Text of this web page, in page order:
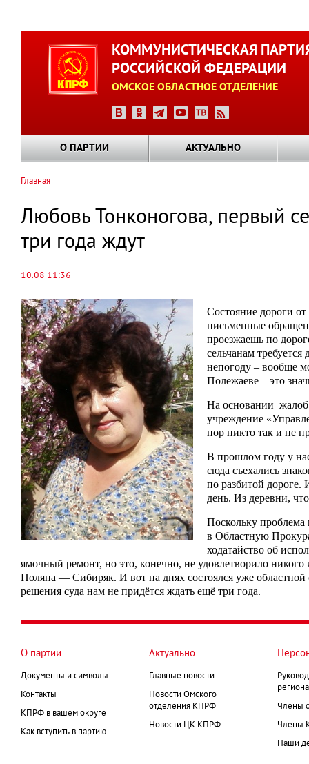
КОММУНИСТИЧЕСКАЯ
РОССИЙСКОЙ ФЕДЕРАЦИИ
ОМСКОЕ ОБЛАСТНОЕ ОТДЕЛЕНИЕ
О ПАРТИИ АКТУАЛЬНО
навигации
Главная
Любовь Тонконогова, первый
три года ждут
10.08 11:36
Состояние дороги
письменные
проезжаешь по
сельчанам
непогоду – вообще
Полежаеве – это
На основании жалоб
учреждение
пор никто так и не
В прошлом году у
сюда съехались
по разбитой дороге.
день. Из деревни,
Поскольку
в Областную
ходатайство об
ямочный ремонт, но это, конечно, не удовлетворило
Поляна — Сибиряк. И вот на днях состоялся уже областной
решения суда нам не придётся ждать ещё три года.
О партии
Документы и символы
Контакты
КПРФ в вашем округе
Как вступить в партию
Актуально
Главные новости
Новости Омского
отделения КПРФ
Новости ЦК КПРФ
Члены
Члены
Наши